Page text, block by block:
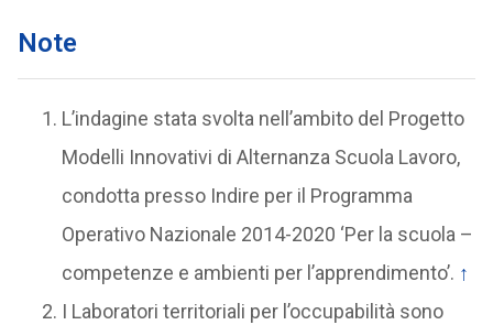
Note
L’indagine stata svolta nell’ambito del Progetto
Modelli Innovativi di Alternanza Scuola Lavoro,
condotta presso Indire per il Programma
Operativo Nazionale 2014-2020 ‘Per la scuola –
competenze e ambienti per l’apprendimento’. ↑
I Laboratori territoriali per l’occupabilità sono